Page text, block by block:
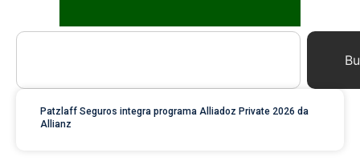
Patzlaff Seguros integra programa Alliadoz Private 2026 da
Allianz